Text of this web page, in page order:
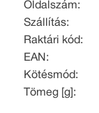
Oldalszám:
Szállítás:
Raktári kód:
EAN:
Kötésmód:
Tömeg [g]: